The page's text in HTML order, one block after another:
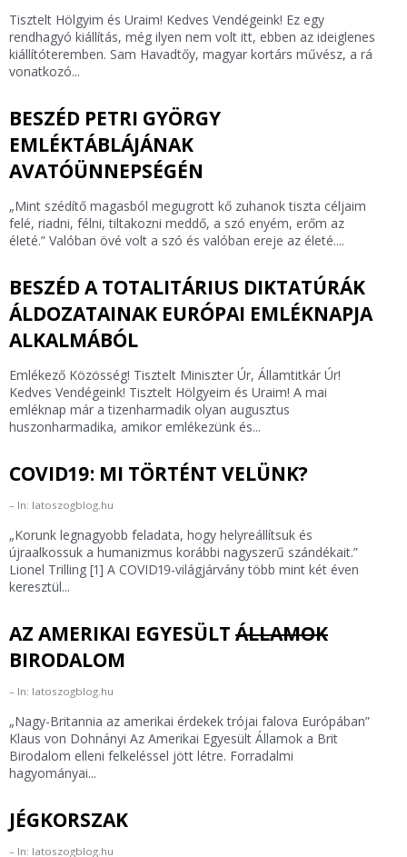
Tisztelt Hölgyim és Uraim! Kedves Vendégeink! Ez egy
rendhagyó kiállítás, még ilyen nem volt itt, ebben az ideiglenes
kiállítóteremben. Sam Havadtőy, magyar kortárs művész, a rá
vonatkozó...
BESZÉD PETRI GYÖRGY
EMLÉKTÁBLÁJÁNAK
AVATÓÜNNEPSÉGÉN
„Mint szédítő magasból megugrott kő zuhanok tiszta céljaim
felé, riadni, félni, tiltakozni meddő, a szó enyém, erőm az
életé.” Valóban övé volt a szó és valóban ereje az életé....
BESZÉD A TOTALITÁRIUS DIKTATÚRÁK
ÁLDOZATAINAK EURÓPAI EMLÉKNAPJA
ALKALMÁBÓL
Emlékező Közösség! Tisztelt Miniszter Úr, Államtitkár Úr!
Kedves Vendégeink! Tisztelt Hölgyeim és Uraim! A mai
emléknap már a tizenharmadik olyan augusztus
huszonharmadika, amikor emlékezünk és...
COVID19: MI TÖRTÉNT VELÜNK?
In: latoszogblog.hu
„Korunk legnagyobb feladata, hogy helyreállítsuk és
újraalkossuk a humanizmus korábbi nagyszerű szándékait.”
Lionel Trilling [1] A COVID19-világjárvány több mint két éven
keresztül...
AZ AMERIKAI EGYESÜLT ÁLLAMOK
BIRODALOM
In: latoszogblog.hu
„Nagy-Britannia az amerikai érdekek trójai falova Európában”
Klaus von Dohnányi Az Amerikai Egyesült Államok a Brit
Birodalom elleni felkeléssel jött létre. Forradalmi
hagyományai...
JÉGKORSZAK
In: latoszogblog.hu